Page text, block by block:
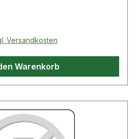
Versandkosten
Warenkorb